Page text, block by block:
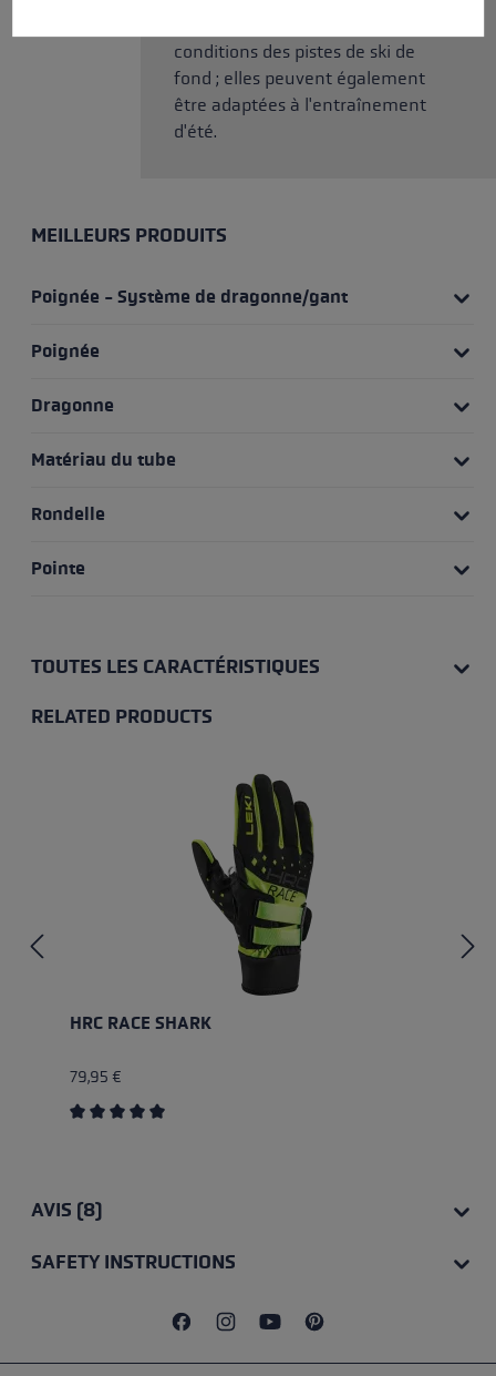
conditions des pistes de ski de
fond ; elles peuvent également
être adaptées à l'entraînement
d'été.
MEILLEURS PRODUITS
Poignée - Système de dragonne/gant
Poignée
Dragonne
Matériau du tube
Rondelle
Pointe
TOUTES LES CARACTÉRISTIQUES
RELATED PRODUCTS
HRC RACE SHARK
79,95 €
AVIS (8)
SAFETY INSTRUCTIONS